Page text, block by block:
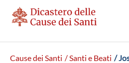
Cause dei Santi / Santi e Beati /